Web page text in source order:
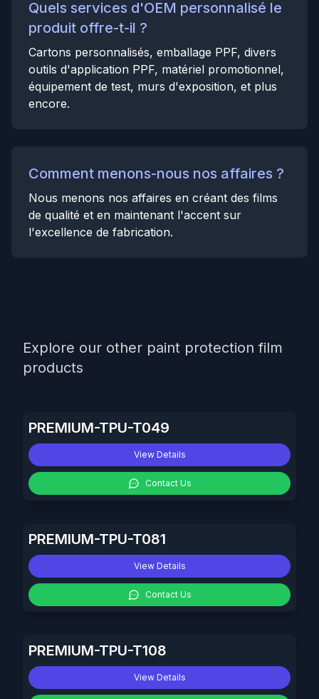
Quels services d'OEM personnalisé le
produit offre-t-il ?
Cartons personnalisés, emballage PPF, divers
outils d'application PPF, matériel promotionnel,
équipement de test, murs d'exposition, et plus
encore.
Comment menons-nous nos affaires ?
Nous menons nos affaires en créant des films
de qualité et en maintenant l'accent sur
l'excellence de fabrication.
Explore our other paint protection film
products
PREMIUM-TPU-T049
View Details
Contact Us
PREMIUM-TPU-T081
View Details
Contact Us
PREMIUM-TPU-T108
View Details